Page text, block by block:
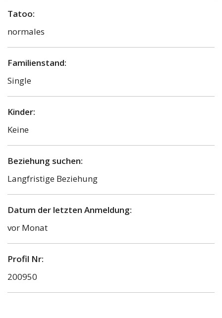
Tatoo:
normales
Familienstand:
Single
Kinder:
Keine
Beziehung suchen:
Langfristige Beziehung
Datum der letzten Anmeldung:
vor Monat
Profil Nr:
200950